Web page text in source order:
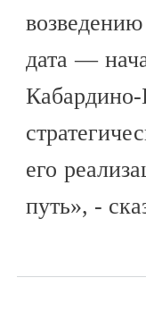
дата —
его
путь», -